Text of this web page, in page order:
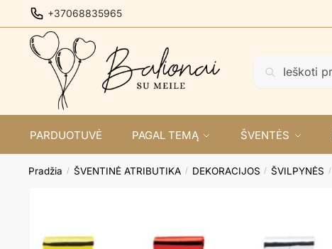
to
navigation
to
content
+37068835965
PARDUOTUVĖ PAGAL TEMĄ ŠVENTĖS
Pradžia / ŠVENTINĖ ATRIBUTIKA / DEKORACIJOS / ŠVILPYNĖS /